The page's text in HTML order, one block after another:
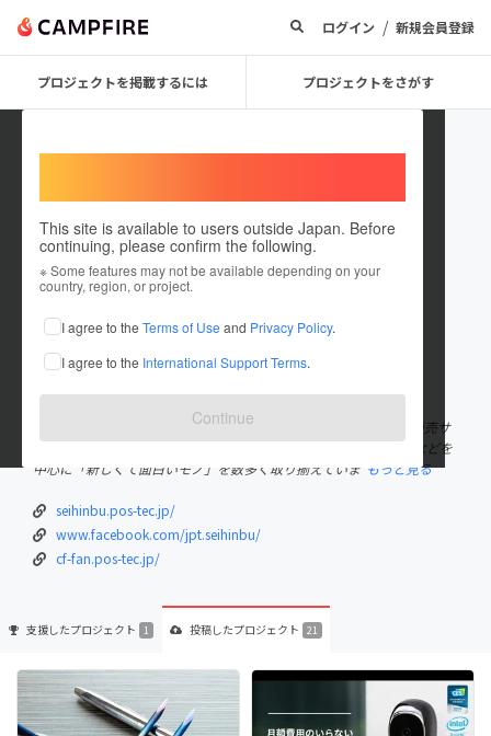
ログイン / 新規会員登録
プロジェクトを掲載するには プロジェクトをさがす
This site is available to users outside Japan. Before
continuing, please confirm the following.
※ Some features may not be available depending on your
country, region, or project.
I agree to the Terms of Use and Privacy Policy.
I agree to the International Support Terms.
Continue
jptseihinbu
これまでに1回支援して21件のプロジェクトを投稿しています
在住国：日本 現在地：東京都
出身国：日本 出身地：東京都
JPT製品部は日本ポステックが運営する輸入ガジェットの卸売・販売サ
ービスです。世界中で話題となった日本未上陸の電子ガジェットなどを
中心に「新しくて面白いモノ」を数多く取り揃えていま もっと見る
seihinbu.pos-tec.jp/
www.facebook.com/jpt.seihinbu/
cf-fan.pos-tec.jp/
支援したプロジェクト 1 投稿したプロジェクト 21